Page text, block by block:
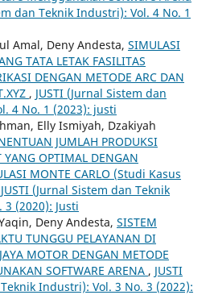
dan Teknik Industri): Vol. 4 No. 1
Amal, Deny Andesta, SIMULASI
TATA LETAK FASILITAS
DENGAN METODE ARC DAN
, JUSTI (Jurnal Sistem dan
4 No. 1 (2023): justi
Elly Ismiyah, Dzakiyah
JUMLAH PRODUKSI
YANG OPTIMAL DENGAN
MONTE CARLO (Studi Kasus
JUSTI (Jurnal Sistem dan Teknik
(2020): Justi
Deny Andesta, SISTEM
TUNGGU PELAYANAN DI
MOTOR DENGAN METODE
SOFTWARE ARENA , JUSTI
Industri): Vol. 3 No. 3 (2022):